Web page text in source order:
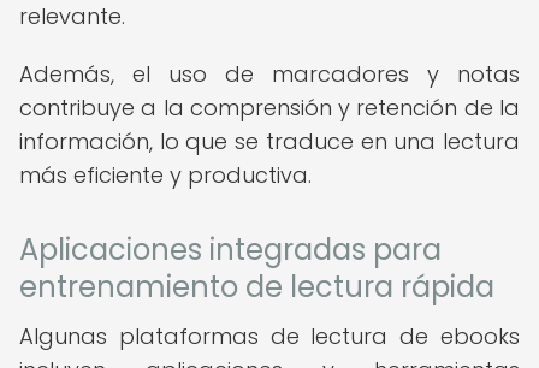
relevante.
Además, el uso de marcadores y notas
contribuye a la comprensión y retención de la
información, lo que se traduce en una lectura
más eficiente y productiva.
Aplicaciones integradas para
entrenamiento de lectura rápida
Algunas plataformas de lectura de ebooks